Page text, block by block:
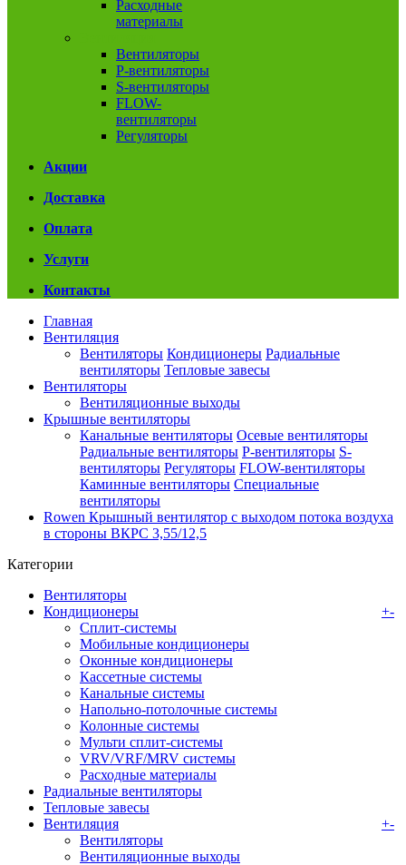
Расходные
материалы
Вентиляторы
P-вентиляторы
S-вентиляторы
FLOW-
вентиляторы
Регуляторы
Акции
Доставка
Оплата
Услуги
Контакты
Главная
Вентиляция
Вентиляторы Кондиционеры Радиальные
вентиляторы Тепловые завесы
Вентиляторы
Вентиляционные выходы
Крышные вентиляторы
Канальные вентиляторы Осевые вентиляторы
Радиальные вентиляторы P-вентиляторы S-
вентиляторы Регуляторы FLOW-вентиляторы
Каминные вентиляторы Специальные
вентиляторы
Rowen Крышный вентилятор с выходом потока воздуха
в стороны ВКРС 3,55/12,5
Категории
Вентиляторы
Кондиционеры
+-
Сплит-системы
Мобильные кондиционеры
Оконные кондиционеры
Кассетные системы
Канальные системы
Напольно-потолочные системы
Колонные системы
Мульти сплит-системы
VRV/VRF/MRV системы
Расходные материалы
Радиальные вентиляторы
Тепловые завесы
Вентиляция
+-
Вентиляторы
Вентиляционные выходы